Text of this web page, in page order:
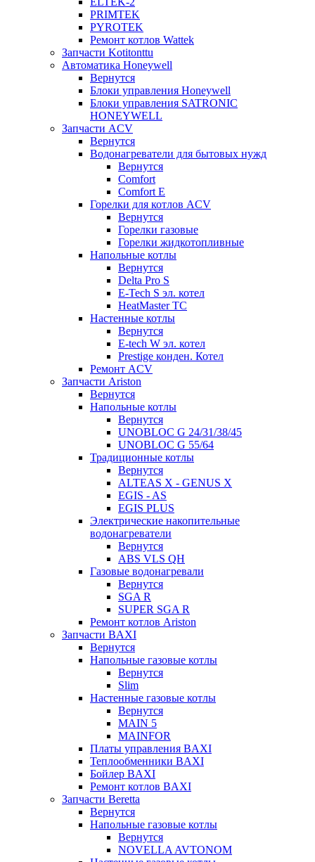
PRIMTEK
PYROTEK
Ремонт котлов Wattek
Запчасти Kotitonttu
Автоматика Honeywеll
Вернутся
Блоки управления Honeywell
Блоки управления SATRONIC
HONEYWELL
Запчасти ACV
Вернутся
Водонагреватели для бытовых нужд
Вернутся
Comfort
Comfort E
Горелки для котлов ACV
Вернутся
Горелки газовые
Горелки жидкотопливные
Напольные котлы
Вернутся
Delta Pro S
E-Tech S эл. котел
HeatMaster TC
Настенные котлы
Вернутся
E-tech W эл. котел
Prestige конден. Котел
Ремонт ACV
Запчасти Ariston
Вернутся
Напольные котлы
Вернутся
UNOBLOC G 24/31/38/45
UNOBLOC G 55/64
Традиционные котлы
Вернутся
ALTEAS X - GENUS X
EGIS - AS
EGIS PLUS
Электрические накопительные
водонагреватели
Вернутся
ABS VLS QH
Газовые водонагревали
Вернутся
SGA R
SUPER SGA R
Ремонт котлов Ariston
Запчасти BAXI
Вернутся
Напольные газовые котлы
Вернутся
Slim
Настенные газовые котлы
Вернутся
MAIN 5
MAINFOR
Платы управления BAXI
Теплообменники BAXI
Бойлер BAXI
Ремонт котлов BAXI
Запчасти Beretta
Вернутся
Напольные газовые котлы
Вернутся
NOVELLA AVTONOM